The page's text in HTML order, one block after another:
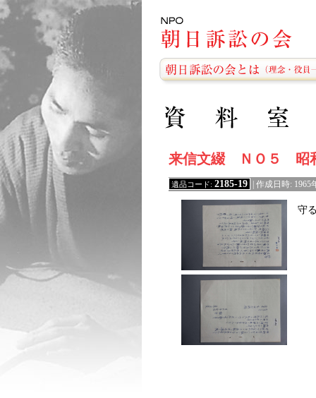
来信文綴 ＮＯ５ 昭
遺品コード: 2185-19 | 作成日時: 1965
守